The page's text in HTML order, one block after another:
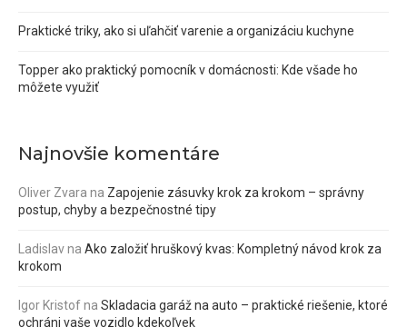
Praktické triky, ako si uľahčiť varenie a organizáciu kuchyne
Topper ako praktický pomocník v domácnosti: Kde všade ho
môžete využiť
Najnovšie komentáre
Oliver Zvara na Zapojenie zásuvky krok za krokom – správny
postup, chyby a bezpečnostné tipy
Ladislavna Ako založiť hruškový kvas: Kompletný návod krok za
krokom
Igor Kristofna Skladacia garáž na auto – praktické riešenie, ktoré
ochráni vaše vozidlo kdekoľvek